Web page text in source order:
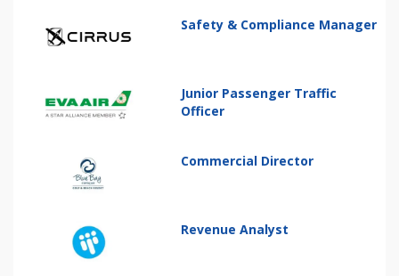
Safety & Compliance Manager
Junior Passenger Traffic
Officer
Commercial Director
Revenue Analyst